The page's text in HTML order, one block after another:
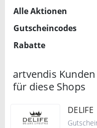
Alle Aktionen
Gutscheincodes
Rabatte
artvendis
für diese Shops
DELIFE